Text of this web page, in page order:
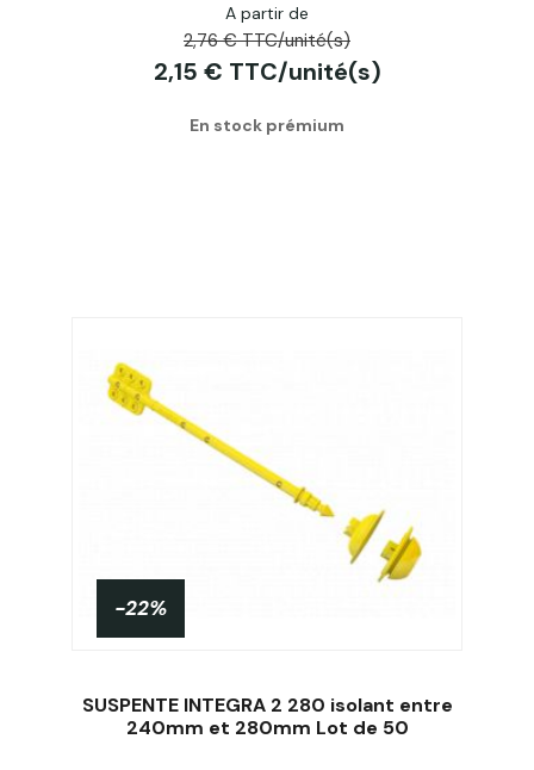
A partir de
2,76 € TTC/unité(s)
2,15 € TTC/unité(s)
En stock prémium
-22%
SUSPENTE INTEGRA 2 280 isolant entre
240mm et 280mm Lot de 50